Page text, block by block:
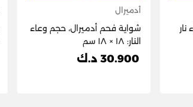
أدميرال
شواية فحم أدميرال، حجم وعاء
النار: ١٨ × ١٨ سم
30.900 د.ك